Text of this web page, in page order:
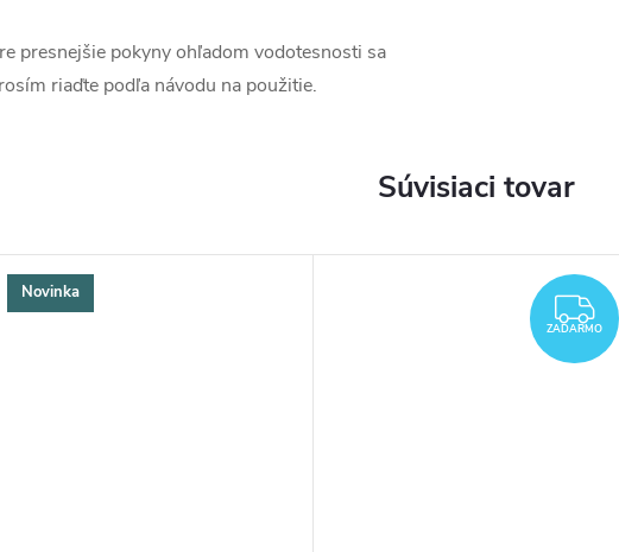
presnejšie pokyny ohľadom vodotesnosti sa
riaďte podľa návodu na použitie.
Súvisiaci tovar
Novinka
ZADARMO